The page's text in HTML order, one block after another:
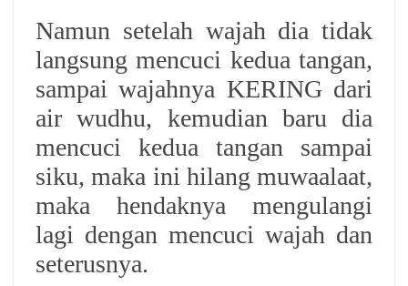
Namun setelah wajah dia tidak
langsung mencuci kedua tangan,
sampai wajahnya KERING dari
air wudhu, kemudian baru dia
mencuci kedua tangan sampai
siku, maka ini hilang muwaalaat,
maka hendaknya mengulangi
lagi dengan mencuci wajah dan
seterusnya.